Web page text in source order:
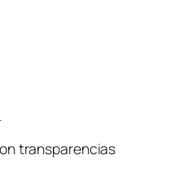
transparencias